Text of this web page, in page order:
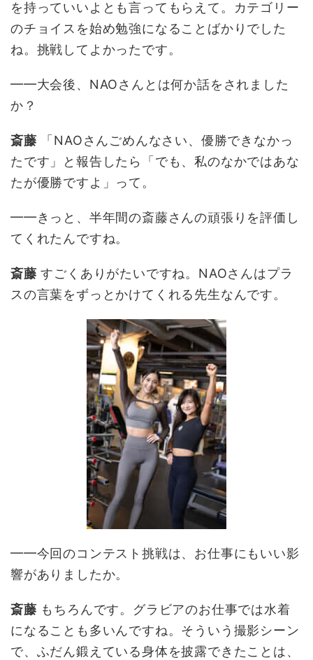
を持っていいよとも言ってもらえて。カテゴリー
のチョイスを始め勉強になることばかりでした
ね。挑戦してよかったです。
━━大会後、NAOさんとは何か話をされました
か？
斎藤 「NAOさんごめんなさい、優勝できなかっ
たです」と報告したら「でも、私のなかではあな
たが優勝ですよ」って。
━━きっと、半年間の斎藤さんの頑張りを評価し
てくれたんですね。
斎藤 すごくありがたいですね。NAOさんはプラ
スの言葉をずっとかけてくれる先生なんです。
━━今回のコンテスト挑戦は、お仕事にもいい影
響がありましたか。
斎藤 もちろんです。グラビアのお仕事では水着
になることも多いんですね。そういう撮影シーン
で、ふだん鍛えている身体を披露できたことは、